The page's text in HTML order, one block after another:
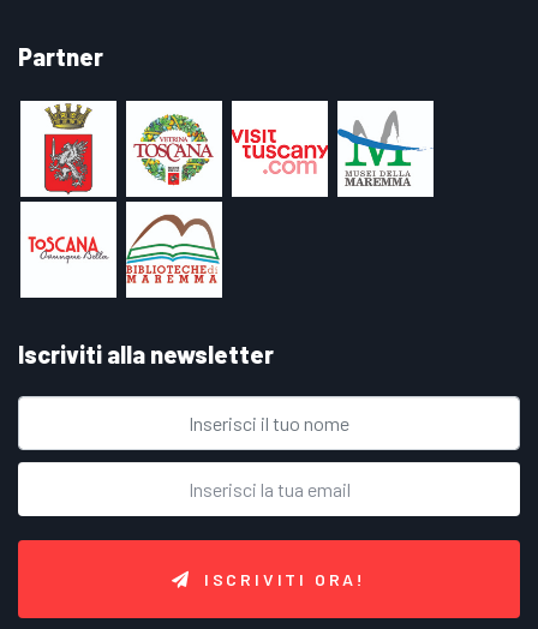
Partner
Iscriviti alla newsletter
ISCRIVITI ORA!